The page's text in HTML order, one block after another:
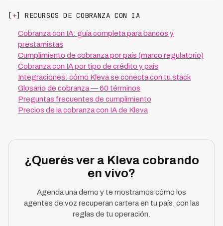
[ +] RECURSOS DE COBRANZA CON IA
Cobranza con IA: guía completa para bancos y
prestamistas
Cumplimiento de cobranza por país (marco regulatorio)
Cobranza con IA por tipo de crédito y país
Integraciones: cómo Kleva se conecta con tu stack
Glosario de cobranza — 60 términos
Preguntas frecuentes de cumplimiento
Precios de la cobranza con IA de Kleva
¿Querés ver a Kleva cobrando
en vivo?
Agenda una demo y te mostramos cómo los
agentes de voz recuperan cartera en tu país, con las
reglas de tu operación.